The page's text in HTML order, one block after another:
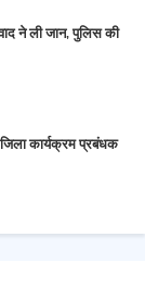
ने ली जान, पुलिस की
कार्यक्रम प्रबंधक